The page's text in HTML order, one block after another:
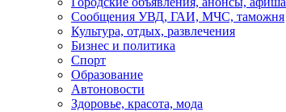
Сообщения УВД, ГАИ, МЧС, таможня
Культура, отдых, развлечения
Бизнес и политика
Спорт
Образование
Автоновости
Здоровье, красота, мода